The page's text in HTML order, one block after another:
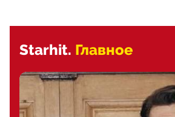
Starhit. Главное